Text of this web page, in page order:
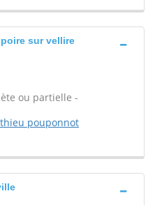
sur vellire
ou partielle -
pouponnot